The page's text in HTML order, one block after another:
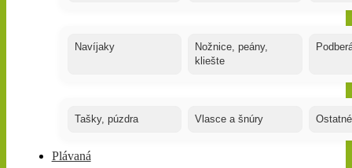
Navíjaky
Nožnice, peány,
kliešte
Tašky, púzdra Vlasce a šnúry
Plávaná